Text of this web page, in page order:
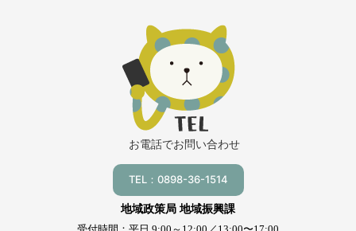
お電話でお問い合わせ
TEL：0898-36-1514
地域政策局 地域振興課